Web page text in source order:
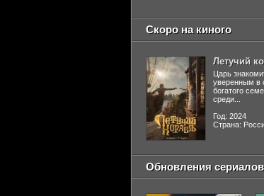
Скоро на киного
Летучий
Царь
уверенным в
богатого
среди...
Год: 2024
Страна:
Обновления